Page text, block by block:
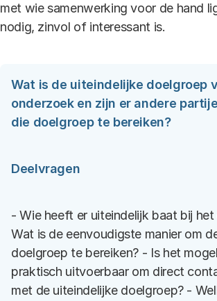
met wie samenwerking voor de hand
nodig, zinvol of interessant is.
Wat is de uiteindelijke doelgroep
onderzoek en zijn er andere
die doelgroep te bereiken?
Deelvragen
- Wie heeft er uiteindelijk baat bij
Wat is de eenvoudigste manier om
doelgroep te bereiken? - Is het
praktisch uitvoerbaar om direct
met de uiteindelijke doelgroep? -